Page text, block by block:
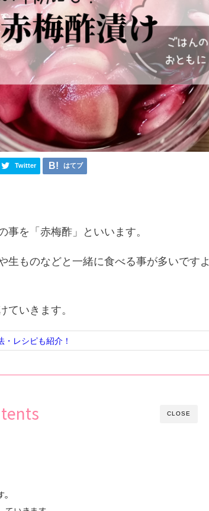
Twitter はてブ
事を「赤梅酢」といいます。
生ものなどと一緒に食べる事が多いですよ
ていきます。
レシピも紹介！
CLOSE